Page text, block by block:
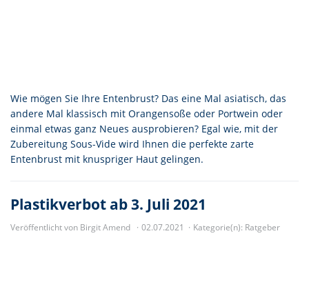
Wie mögen Sie Ihre Entenbrust? Das eine Mal asiatisch, das
andere Mal klassisch mit Orangensoße oder Portwein oder
einmal etwas ganz Neues ausprobieren? Egal wie, mit der
Zubereitung Sous-Vide wird Ihnen die perfekte zarte
Entenbrust mit knuspriger Haut gelingen.
Plastikverbot ab 3. Juli 2021
Veröffentlicht von Birgit Amend 02.07.2021 Kategorie(n): Ratgeber